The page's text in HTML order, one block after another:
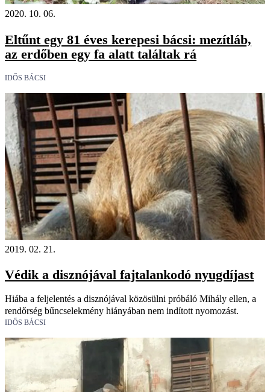
2020. 10. 06.
Eltűnt egy 81 éves kerepesi bácsi: mezítláb,
az erdőben egy fa alatt találtak rá
IDŐS BÁCSI
2019. 02. 21.
Védik a disznójával fajtalankodó nyugdíjast
Hiába a feljelentés a disznójával közösülni próbáló Mihály ellen, a
rendőrség bűncselekmény hiányában nem indított nyomozást.
IDŐS BÁCSI